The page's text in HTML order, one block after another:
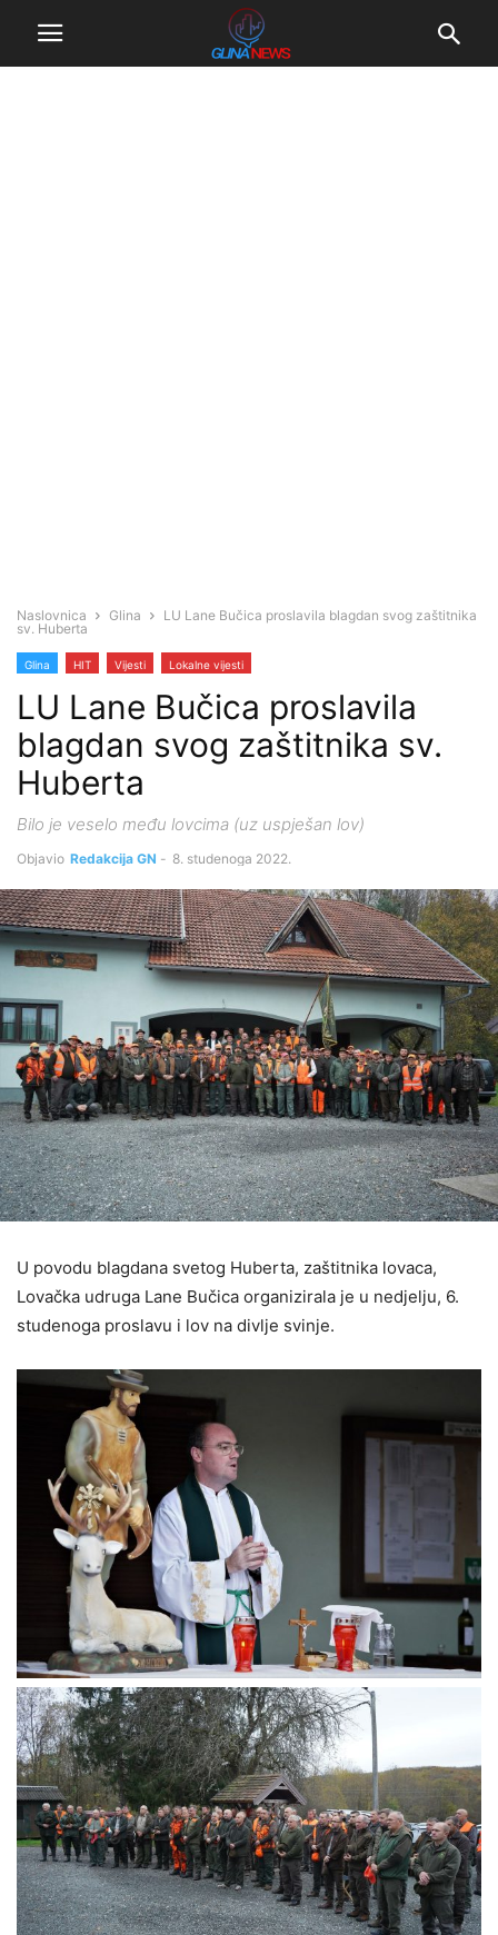
Naslovnica Glina
LU Lane Bučica proslavila blagdan svog zaštitnika
sv. Huberta
Glina HIT Vijesti Lokalne vijesti
LU Lane Bučica proslavila
blagdan svog zaštitnika sv.
Huberta
Bilo je veselo među lovcima (uz uspješan lov)
Objavio Redakcija GN - 8. studenoga 2022.
U povodu blagdana svetog Huberta, zaštitnika lovaca,
Lovačka udruga Lane Bučica organizirala je u nedjelju, 6.
studenoga proslavu i lov na divlje svinje.